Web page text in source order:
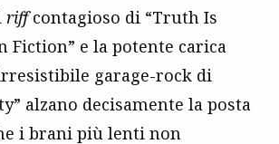
riffcontagioso di “Truth Is
Fiction” e la potente carica
garage-rock di
alzano decisamente la posta
i brani più lenti non